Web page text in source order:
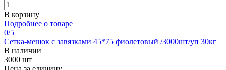
В корзину
Подробнее о товаре
0/5
Сетка-мешок с завязками 45*75 фиолетовый /3000шт/уп 30кг
В наличии
3000 шт